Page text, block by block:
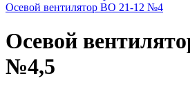
Осевой вентилятор ВО 21-12 №4
Осевой
№4,5